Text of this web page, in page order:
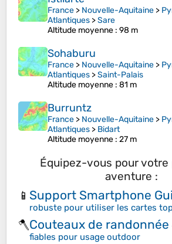
France > Nouvelle-Aquitaine >
Atlantiques >Sare
Altitude moyenne : 98 m
Sohaburu
France > Nouvelle-Aquitaine >
Atlantiques >Saint-Palais
Altitude moyenne : 81 m
Burruntz
France > Nouvelle-Aquitaine >
Atlantiques > Bidart
Altitude moyenne : 27 m
Équipez-vous pour votre
aventure :
📱 Support Smartphone
robuste pour utiliser les cartes
🪓Couteaux de randonnée
fiables pour usage outdoor